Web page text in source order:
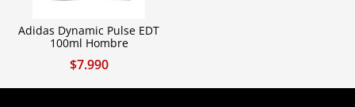
Adidas Dynamic Pulse EDT
100ml Hombre
$7.990